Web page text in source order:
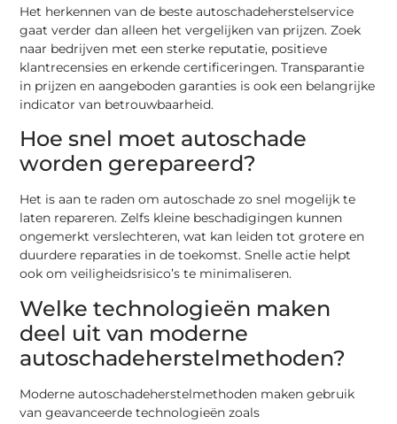
Het herkennen van de beste autoschadeherstelservice
gaat verder dan alleen het vergelijken van prijzen. Zoek
naar bedrijven met een sterke reputatie, positieve
klantrecensies en erkende certificeringen. Transparantie
in prijzen en aangeboden garanties is ook een belangrijke
indicator van betrouwbaarheid.
Hoe snel moet autoschade
worden gerepareerd?
Het is aan te raden om autoschade zo snel mogelijk te
laten repareren. Zelfs kleine beschadigingen kunnen
ongemerkt verslechteren, wat kan leiden tot grotere en
duurdere reparaties in de toekomst. Snelle actie helpt
ook om veiligheidsrisico’s te minimaliseren.
Welke technologieën maken
deel uit van moderne
autoschadeherstelmethoden?
Moderne autoschadeherstelmethoden maken gebruik
van geavanceerde technologieën zoals